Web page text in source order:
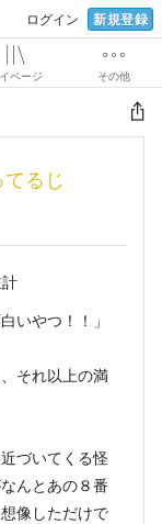
ログイン 新規登録
ページ その他
るじ
いやつ！！」
それ以上の満
づいてくる怪
んとあの８番
像しただけで